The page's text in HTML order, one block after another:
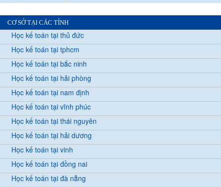
CƠ SỞ TẠI CÁC TỈNH
Học kế toán tại thủ đức
Học kế toán tại tphcm
Học kế toán tại bắc ninh
Học kế toán tại hải phòng
Học kế toán tại nam định
Học kế toán tại vĩnh phúc
Học kế toán tại thái nguyên
Học kế toán tại hải dương
Học kế toán tại vinh
Học kế toán tại đồng nai
Học kế toán tại đà nẵng